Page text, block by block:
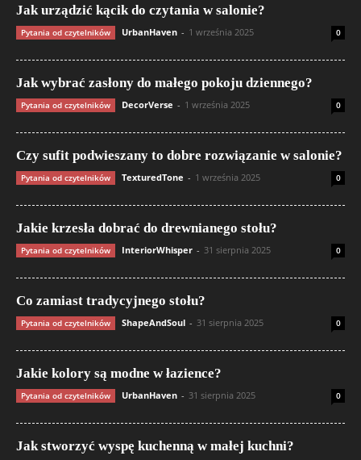
Jak urządzić kącik do czytania w salonie?
Pytania od czytelników UrbanHaven - 1 września 2025 0
Jak wybrać zasłony do małego pokoju dziennego?
Pytania od czytelników DecorVerse - 1 września 2025 0
Czy sufit podwieszany to dobre rozwiązanie w salonie?
Pytania od czytelników TexturedTone - 1 września 2025 0
Jakie krzesła dobrać do drewnianego stołu?
Pytania od czytelników InteriorWhisper - 31 sierpnia 2025 0
Co zamiast tradycyjnego stołu?
Pytania od czytelników ShapeAndSoul - 31 sierpnia 2025 0
Jakie kolory są modne w łazience?
Pytania od czytelników UrbanHaven - 31 sierpnia 2025 0
Jak stworzyć wyspę kuchenną w małej kuchni?